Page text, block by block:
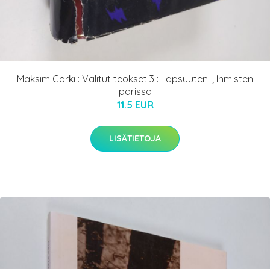
Maksim Gorki : Valitut teokset 3 : Lapsuuteni ; Ihmisten
parissa
11.5 EUR
LISÄTIETOJA